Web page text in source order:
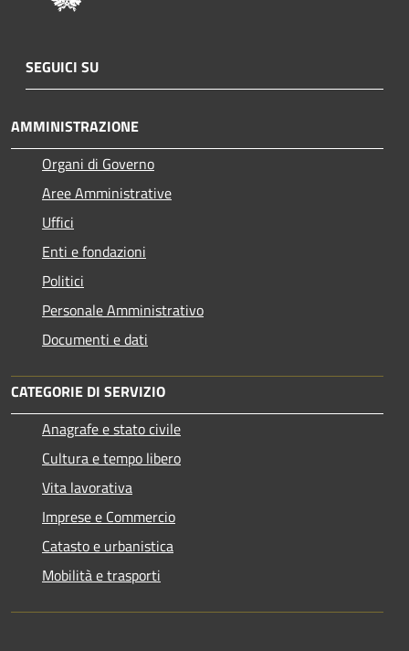
SEGUICI SU
AMMINISTRAZIONE
Organi di Governo
Aree Amministrative
Uffici
Enti e fondazioni
Politici
Personale Amministrativo
Documenti e dati
CATEGORIE DI SERVIZIO
Anagrafe e stato civile
Cultura e tempo libero
Vita lavorativa
Imprese e Commercio
Catasto e urbanistica
Mobilità e trasporti